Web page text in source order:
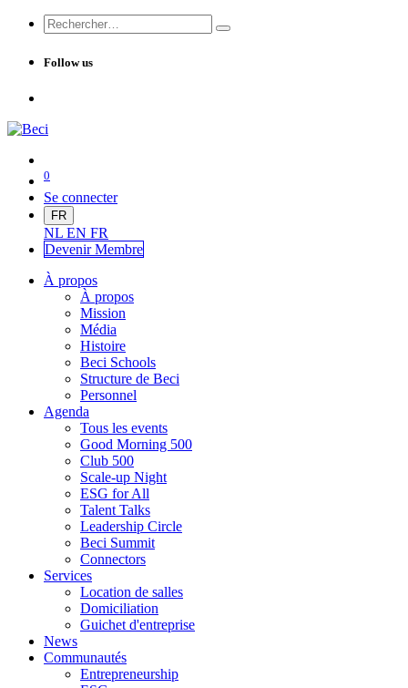
Follow us
0
Se connecter
FR
NL EN FR
Devenir Membre
À propos
À propos
Mission
Média
Histoire
Beci Schools
Structure de Beci
Personnel
Agenda
Tous les events
Good Morning 500
Club 500
Scale-up Night
ESG for All
Talent Talks
Leadership Circle
Beci Summit
Connectors
Services
Location de salles
Domiciliation
Guichet d'entreprise
News
Communautés
Entrepreneurship